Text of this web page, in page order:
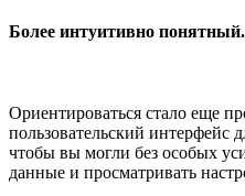
Более интуитивно
Ориентироваться стало еще
пользовательский интерфейс
чтобы вы могли без особых
данные и просматривать